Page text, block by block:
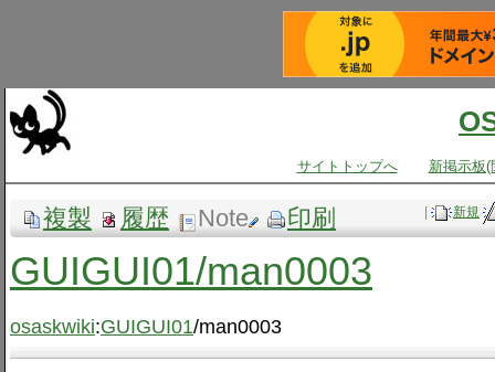
サイトトップへ 新掲示板(
新規
複製 履歴 Note 印刷
GUIGUI01​/man0003
osaskwiki:GUIGUI01/man0003